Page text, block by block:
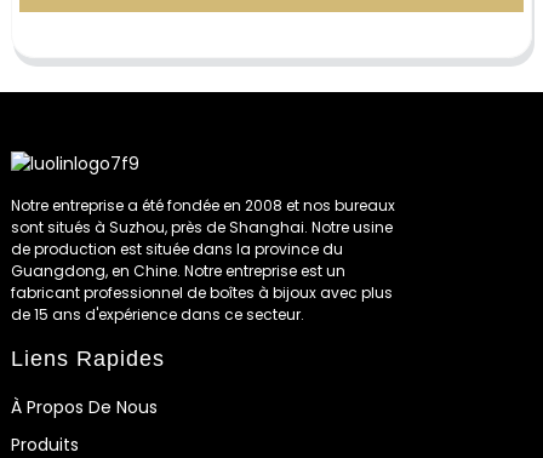
Notre entreprise a été fondée en 2008 et nos bureaux
sont situés à Suzhou, près de Shanghai. Notre usine
de production est située dans la province du
Guangdong, en Chine. Notre entreprise est un
fabricant professionnel de boîtes à bijoux avec plus
de 15 ans d'expérience dans ce secteur.
Liens Rapides
À Propos De Nous
Produits